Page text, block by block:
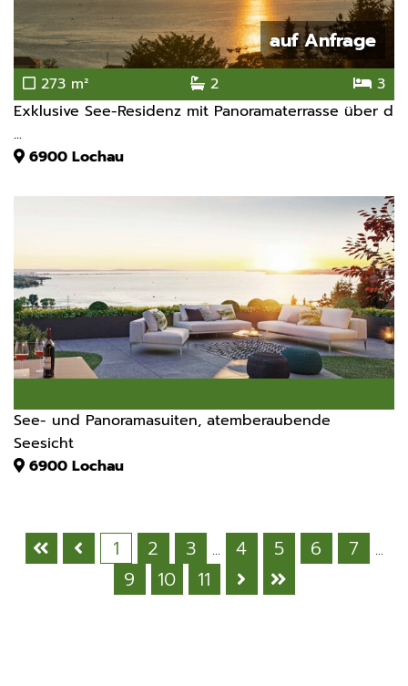
auf Anfrage
273 m² 2
3
Exklusive See-Residenz mit Panoramaterrasse über d
...
6900 Lochau
See- und Panoramasuiten, atemberaubende
Seesicht
6900 Lochau
1 2 3 ... 4 5 6 7 ...
9 10 11